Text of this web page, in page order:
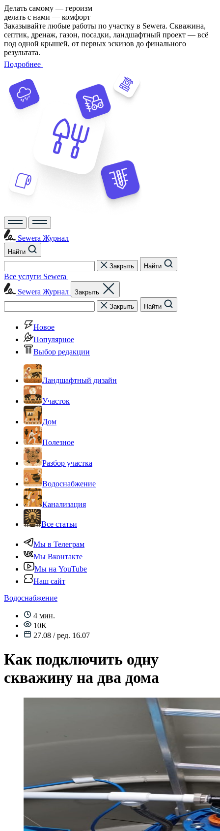
Делать самому — героизм
делать с нами — комфорт
Заказывайте любые работы по участку в Sewera. Скважина,
септик, дренаж, газон, посадки, ландшафтный проект — всё
под одной крышей, от первых эскизов до финального
результата.
Подробнее
Sewera Журнал
Найти
Закрыть
Найти
Все услуги Sewera
Sewera Журнал
Закрыть
Закрыть
Найти
Новое
Популярное
Выбор редакции
Ландшафтный дизайн
Участок
Дом
Полезное
Разбор участка
Водоснабжение
Канализация
Все статьи
Мы в Телеграм
Мы Вконтакте
Мы на YouTube
Наш сайт
Водоснабжение
4 мин.
10К
27.08 / ред. 16.07
Как подключить одну
скважину на два дома